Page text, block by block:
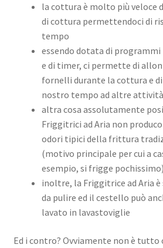
la cottura è molto più veloce
di cottura permettendoci di
tempo
essendo dotata di
e di timer, ci permette di
fornelli durante la cottura e di
nostro tempo ad altre attività
altra cosa assolutamente
Friggitrici ad Aria non
odori tipici della frittura
(motivo principale per cui a
esempio, si frigge pochissimo)
inoltre, la Friggitrice ad Aria
da pulire ed il cestello può
lavato in lavastoviglie
Ed i contro? Ovviamente non è tutto